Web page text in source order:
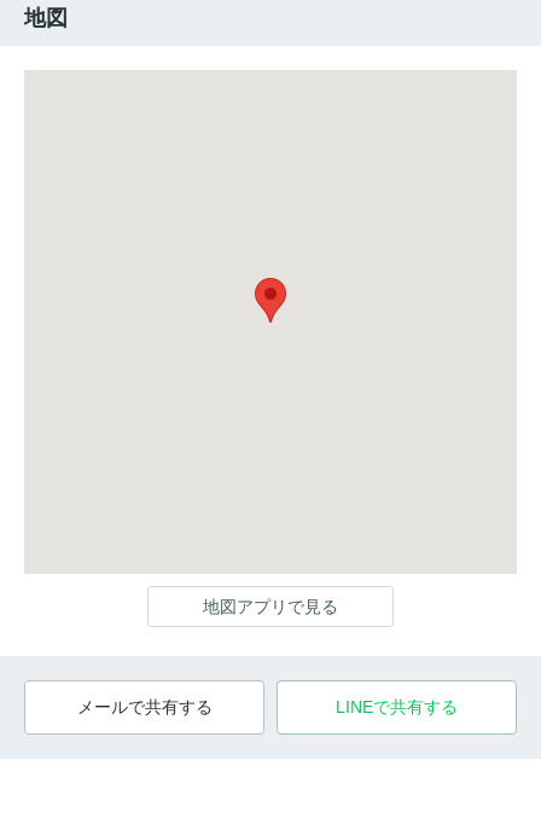
地図
地図アプリで見る
メールで共有する LINEで共有する